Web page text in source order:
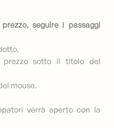
seguire i passaggi
prezzo sotto il titolo del
mouse.
verrà aperto con la